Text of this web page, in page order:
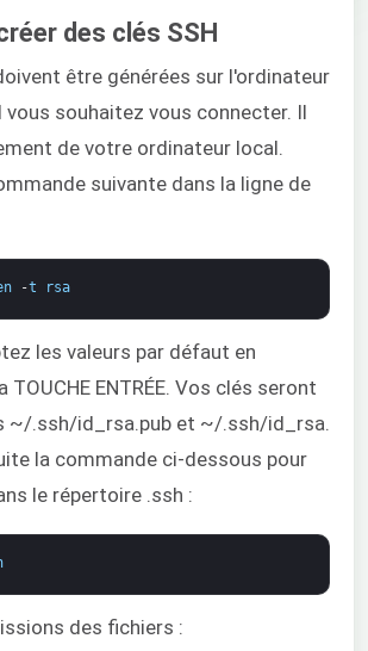
des clés SSH
être générées sur l'ordinateur
vous souhaitez vous connecter. Il
de votre ordinateur local.
suivante dans la ligne de
-t rsa
les valeurs par défaut en
TOUCHE ENTRÉE. Vos clés seront
~/.ssh/id_rsa.pub et ~/.ssh/id_rsa.
la commande ci-dessous pour
le répertoire .ssh :
des fichiers :